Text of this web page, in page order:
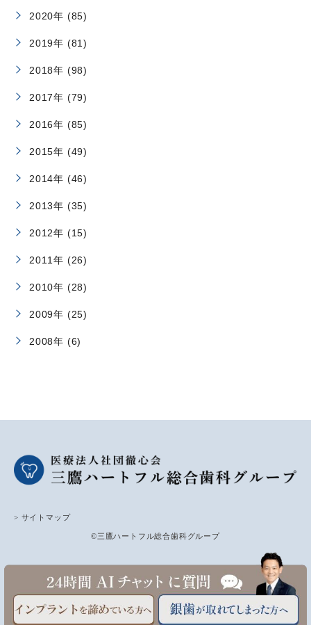
2020年 (85)
2019年 (81)
2018年 (98)
2017年 (79)
2016年 (85)
2015年 (49)
2014年 (46)
2013年 (35)
2012年 (15)
2011年 (26)
2010年 (28)
2009年 (25)
2008年 (6)
> サイトマップ
©三鷹ハートフル総合歯科グループ